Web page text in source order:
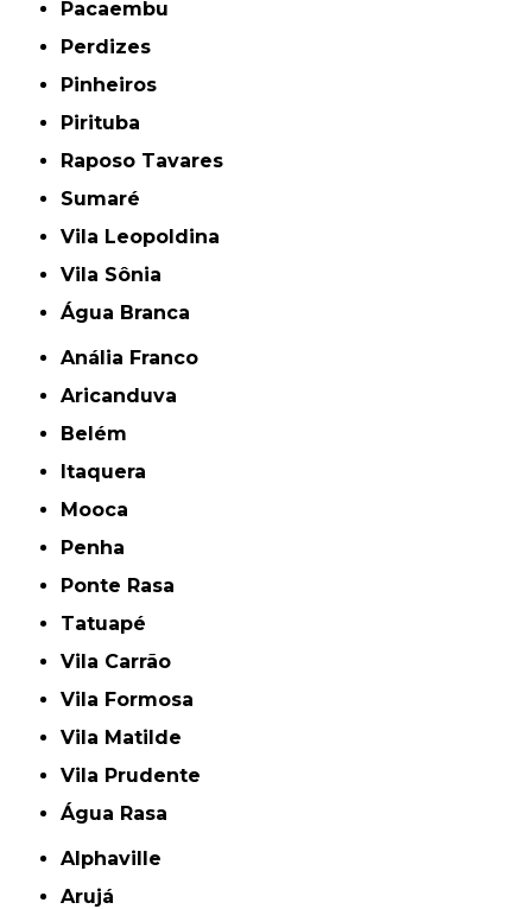
Pacaembu
Perdizes
Pinheiros
Pirituba
Raposo Tavares
Sumaré
Vila Leopoldina
Vila Sônia
Água Branca
Anália Franco
Aricanduva
Belém
Itaquera
Mooca
Penha
Ponte Rasa
Tatuapé
Vila Carrão
Vila Formosa
Vila Matilde
Vila Prudente
Água Rasa
Alphaville
Arujá